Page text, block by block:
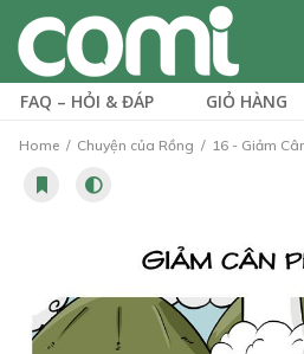
FAQ – HỎI & ĐÁP GIỎ HÀNG
Home Chuyện của Rồng 16 - Giảm